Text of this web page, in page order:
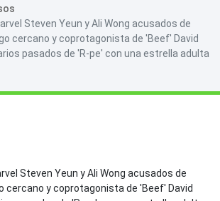
Steven Yeun y Ali Wong acusados ​​de
cercano y coprotagonista de 'Beef' David
pasados ​​de 'R-pe' con una estrella adulta